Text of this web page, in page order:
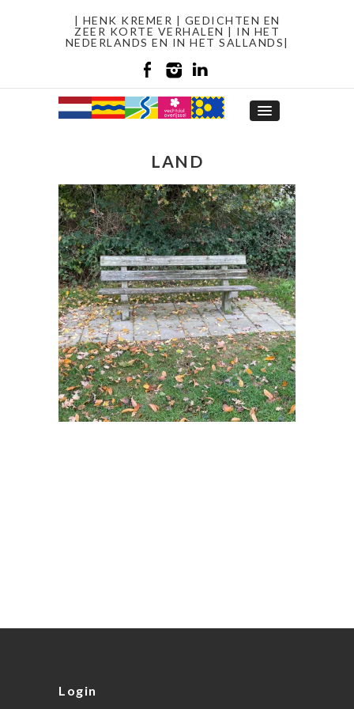
| HENK KREMER | GEDICHTEN EN
ZEER KORTE VERHALEN | IN HET
NEDERLANDS EN IN HET SALLANDS|
LAND
Login